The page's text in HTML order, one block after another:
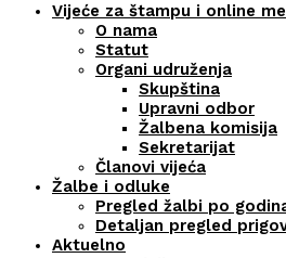
Vijeće za štampu i online
O nama
Statut
Organi udruženja
Skupština
Upravni odbor
Žalbena komisija
Sekretarijat
Članovi vijeća
Žalbe i odluke
Pregled žalbi po
Detaljan pregled
Aktuelno